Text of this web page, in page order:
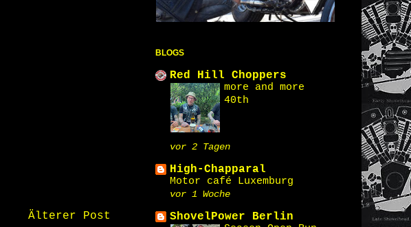
Älterer Post
BLOGS
Red Hill Choppers
more and more
40th
vor 2 Tagen
High-Chapparal
Motor café Luxemburg
vor 1 Woche
ShovelPower Berlin